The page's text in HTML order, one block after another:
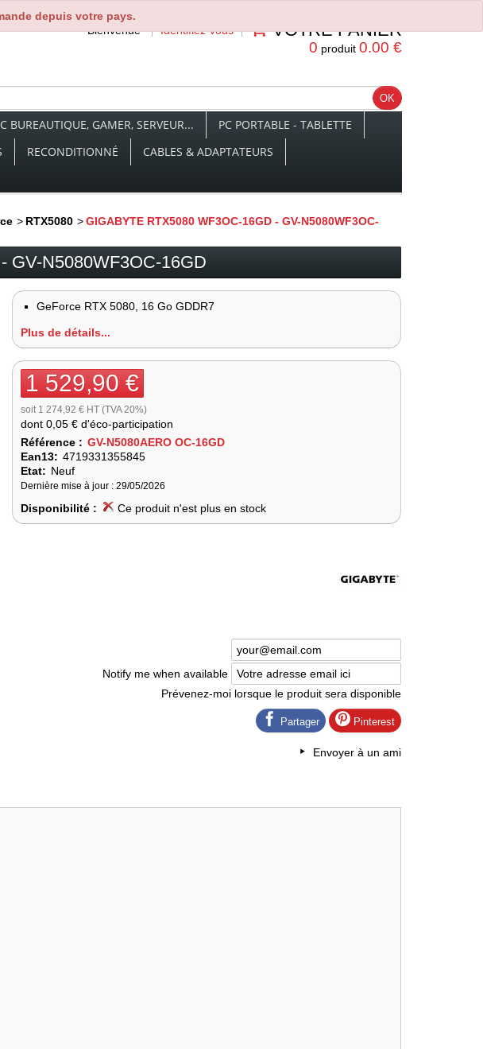
depuis votre pays.
Bienvenue
Identifiez-vous VOTRE PANIER
0 produit 0.00 €
BUREAUTIQUE, GAMER, SERVEUR...
PC PORTABLE - TABLETTE
RECONDITIONNÉ
CABLES & ADAPTATEURS
> RTX5080 > GIGABYTE RTX5080 WF3OC-16GD - GV-N5080WF3OC-
GV-N5080WF3OC-16GD
GeForce RTX 5080, 16 Go GDDR7
Plus de détails...
1 529,90 €
soit 1 274,92 € HT (TVA 20%)
dont0,05 € d'éco-participation
Référence : GV-N5080AERO OC-16GD
Ean13: 4719331355845
Etat: Neuf
Dernière mise à jour : 29/05/2026
Disponibilité : Ce produit n'est plus en stock
Notify me when available
Prévenez-moi lorsque le produit sera disponible
Partager Pinterest
Envoyer à un ami